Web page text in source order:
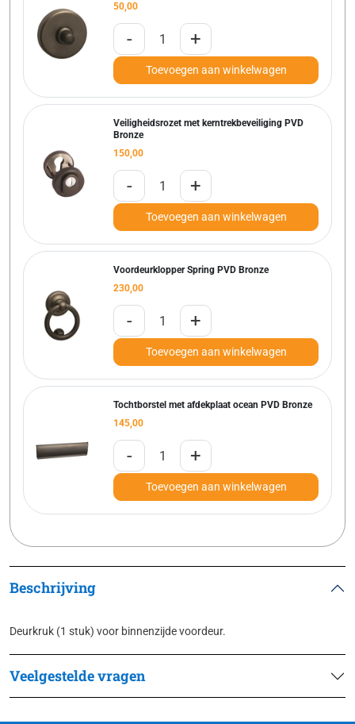
50,00
- +
Toevoegen aan winkelwagen
Veiligheidsrozet met kerntrekbeveiliging PVD
Bronze
150,00
- +
Toevoegen aan winkelwagen
Voordeurklopper Spring PVD Bronze
230,00
- +
Toevoegen aan winkelwagen
Tochtborstel met afdekplaat ocean PVD Bronze
145,00
- +
Toevoegen aan winkelwagen
Beschrijving
Deurkruk (1 stuk) voor binnenzijde voordeur.
Veelgestelde vragen